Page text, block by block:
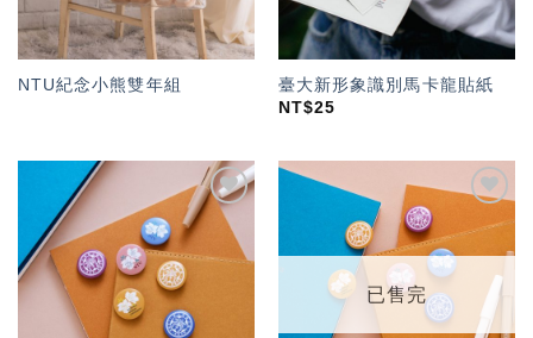
NTU紀念小熊雙年組
臺大新形象識別馬卡龍貼紙
NT$25
加入
「願
望輕
加入
望輕
已售完